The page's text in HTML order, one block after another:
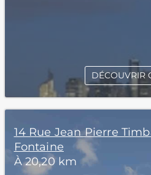
DÉCOUVRIR
14 Rue Jean Pierre
Fontaine
À 20,20 km